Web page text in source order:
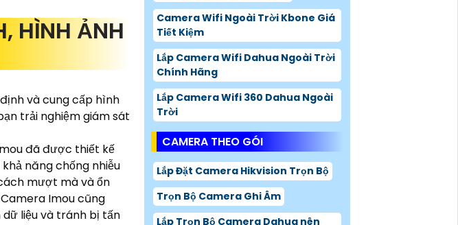
HÌNH ẢNH
và cung cấp hình
trải nghiệm giám sát
đã được thiết kế
năng chống nhiễu
mượt mà và ổn
Camera Imou cũng
liệu và tránh bị tấn
Camera Wifi Ngoài Trời Kbone Giá
Tiết Kiệm
Lắp Camera Wifi Dahua Ngoài Trời
Chính Hãng
Lắp Camera Wifi 360 Dahua Ngoài
Trời
CAMERA THEO GÓI
Lắp Đặt Camera Hikvision Trọn Bộ
Trọn Bộ Camera Ghi Âm
Lắp Trọn Bộ Camera Dahua nên